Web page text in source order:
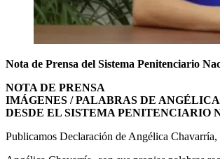
Nota de Prensa del Sistema Penitenciario
NOTA DE PRENSA
IMÁGENES / PALABRAS DE
DESDE EL SISTEMA PENITENCIARIO
Publicamos Declaración de Angélica